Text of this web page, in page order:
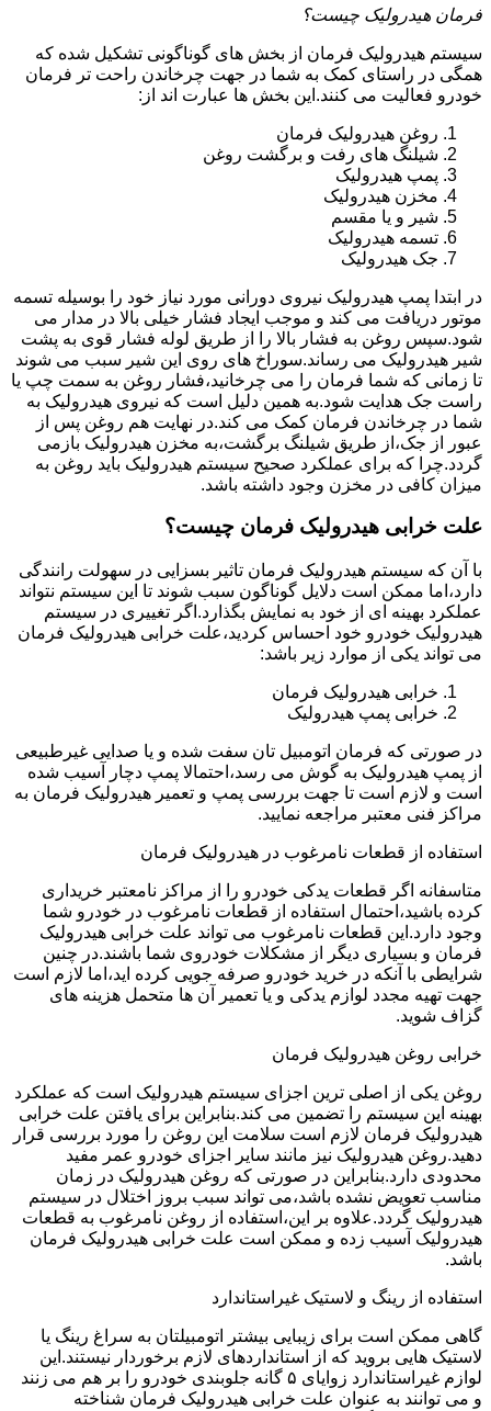
فرمان هیدرولیک چیست؟
سیستم هیدرولیک فرمان از بخش های گوناگونی تشکیل شده که
همگی در راستای کمک به شما در جهت چرخاندن راحت تر فرمان
خودرو فعالیت می کنند.این بخش ها عبارت اند از:
روغن هیدرولیک فرمان
شیلنگ های رفت و برگشت روغن
پمپ هیدرولیک
مخزن هیدرولیک
شیر و یا مقسم
تسمه هیدرولیک
جک هیدرولیک
در ابتدا پمپ هیدرولیک نیروی دورانی مورد نیاز خود را بوسیله تسمه
موتور دریافت می کند و موجب ایجاد فشار خیلی بالا در مدار می
شود.سپس روغن به فشار بالا را از طریق لوله فشار قوی به پشت
شیر هیدرولیک می رساند.سوراخ های روی این شیر سبب می شوند
تا زمانی که شما فرمان را می چرخانید،فشار روغن به سمت چپ یا
راست جک هدایت شود.به همین دلیل است که نیروی هیدرولیک به
شما در چرخاندن فرمان کمک می کند.در نهایت هم روغن پس از
عبور از جک،از طریق شیلنگ برگشت،به مخزن هیدرولیک بازمی
گردد.چرا که برای عملکرد صحیح سیستم هیدرولیک باید روغن به
میزان کافی در مخزن وجود داشته باشد.
علت خرابی هیدرولیک فرمان چیست؟
با آن که سیستم هیدرولیک فرمان تاثیر بسزایی در سهولت رانندگی
دارد،اما ممکن است دلایل گوناگون سبب شوند تا این سیستم نتواند
عملکرد بهینه ای از خود به نمایش بگذارد.اگر تغییری در سیستم
هیدرولیک خودرو خود احساس کردید،علت خرابی هیدرولیک فرمان
می تواند یکی از موارد زیر باشد:
خرابی هیدرولیک فرمان
خرابی پمپ هیدرولیک
در صورتی که فرمان اتومبیل تان سفت شده و یا صدایی غیرطبیعی
از پمپ هیدرولیک به گوش می رسد،احتمالا پمپ دچار آسیب شده
است و لازم است تا جهت بررسی پمپ و تعمیر هیدرولیک فرمان به
مراکز فنی معتبر مراجعه نمایید.
استفاده از قطعات نامرغوب در هیدرولیک فرمان
متاسفانه اگر قطعات یدکی خودرو را از مراکز نامعتبر خریداری
کرده باشید،احتمال استفاده از قطعات نامرغوب در خودرو شما
وجود دارد.این قطعات نامرغوب می تواند علت خرابی هیدرولیک
فرمان و بسیاری دیگر از مشکلات خودروی شما باشند.در چنین
شرایطی با آنکه در خرید خودرو صرفه جویی کرده اید،اما لازم است
جهت تهیه مجدد لوازم یدکی و یا تعمیر آن ها متحمل هزینه های
گزاف شوید.
خرابی روغن هیدرولیک فرمان
روغن یکی از اصلی ترین اجزای سیستم هیدرولیک است که عملکرد
بهینه این سیستم را تضمین می کند.بنابراین برای یافتن علت خرابی
هیدرولیک فرمان لازم است سلامت این روغن را مورد بررسی قرار
دهید.روغن هیدرولیک نیز مانند سایر اجزای خودرو عمر مفید
محدودی دارد.بنابراین در صورتی که روغن هیدرولیک در زمان
مناسب تعویض نشده باشد،می تواند سبب بروز اختلال در سیستم
هیدرولیک گردد.علاوه بر این،استفاده از روغن نامرغوب به قطعات
هیدرولیک آسیب زده و ممکن است علت خرابی هیدرولیک فرمان
باشد.
استفاده از رینگ و لاستیک غیراستاندارد
گاهی ممکن است برای زیبایی بیشتر اتومبیلتان به سراغ رینگ یا
لاستیک هایی بروید که از استانداردهای لازم برخوردار نیستند.این
لوازم غیراستاندارد زوایای ۵ گانه جلوبندی خودرو را بر هم می زنند
و می توانند به عنوان علت خرابی هیدرولیک فرمان شناخته